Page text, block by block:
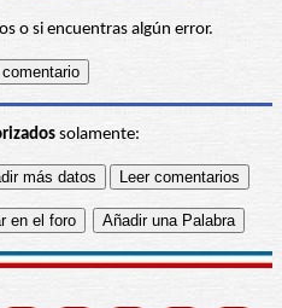
o si encuentras algún error.
solamente: